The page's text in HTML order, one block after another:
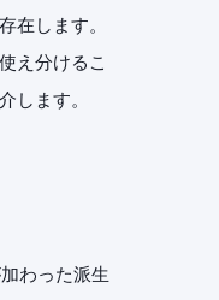
在します。
え分けるこ
します。
わった派生